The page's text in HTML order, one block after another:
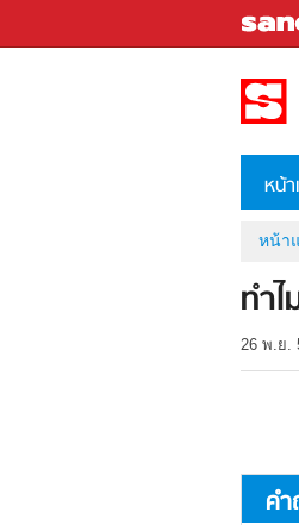
หน้
หน้า
ทำ
26 พ.ย.
ค